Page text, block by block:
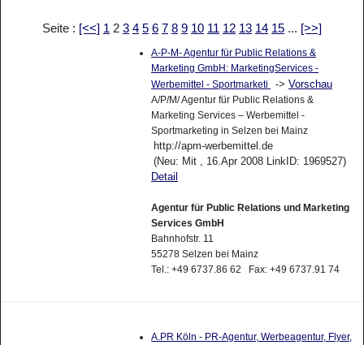
Seite : [<<] 1 2 3 4 5 6 7 8 9 10 11 12 13 14 15 ... [>>]
A-P-M- Agentur für Public Relations &
Marketing GmbH: MarketingServices -
Werbemittel - Sportmarketi
-> Vorschau
A/P/M/ Agentur für Public Relations &
Marketing Services – Werbemittel -
Sportmarketing in Selzen bei Mainz
http://apm-werbemittel.de
(Neu: Mit , 16.Apr 2008 LinkID: 1969527)
Detail
Agentur für Public Relations und Marketing
Services GmbH
Bahnhofstr. 11
55278 Selzen bei Mainz
Tel.: +49 6737.86 62 Fax: +49 6737.91 74
A.PR Köln - PR-Agentur, Werbeagentur, Flyer,